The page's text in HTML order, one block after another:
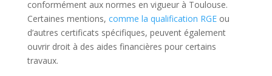
conformément aux normes en vigueur à Toulouse.
Certaines mentions, comme la qualification RGEou
d’autres certificats spécifiques, peuvent également
ouvrir droit à des aides financières pour certains
travaux.